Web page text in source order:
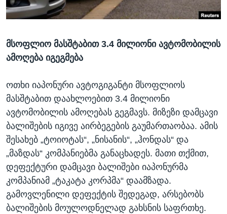
ᲡᲢᲣᲓᲘᲐ ᲕᲐᲨᲘᲜᲒᲢᲝᲜᲘ
ᲔᲙᲝᲜᲝᲛᲘᲙᲐ
ᲛᲔᲪᲜᲘᲔᲠᲔᲑᲐ
ᲘᲜᲢᲔᲠᲕᲘᲣ
ᲙᲣᲚᲢᲣᲠᲐ
ᲒᲐᲚᲘᲚᲔᲝ
ᲓᲔᲖᲘᲜᲤᲝᲠᲛᲐᲪᲘᲐ
Learning English
ᲗᲕᲐᲚᲘ ᲒᲕᲐᲓᲔᲕᲜᲔᲗ
ენები
მსოფლიო მასშტაბით 3.4 მილიონი ავტომობილის
ამოღება იგეგმება
ოთხი იაპონური ავტოგიგანტი მსოფლიოს
მასშტაბით დაახლოებით 3.4 მილიონი
ავტომობილის ამოღებას გეგმავს. მიზეზი დამცავი
ბალიშების იგივე აირბეგების გაუმართაობაა. ამის
შესახებ „ტოიოტას“, „ნისანის“, „ჰონდას“ და
„მაზდას“ კომპანიებმა განაცხადეს. მათი თქმით,
დეფექტური დამცავი ბალიშები იაპონურმა
კომპანიამ „ტაკატა კორპმა“ დაამზადა.
გამოვლენილი დეფექტის შედეგად, არსებობს
ბალიშების მოულოდნელად გახსნის საფრთხე.